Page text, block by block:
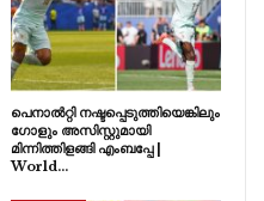
പെനാൽറ്റി നഷ്ടപ്പെടുത്തിയെങ്കിലും
ഗോളും അസിസ്റ്റുമായി
മിന്നിത്തിളങ്ങി എംബപ്പേ |
World…